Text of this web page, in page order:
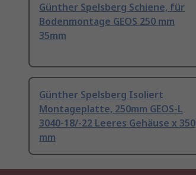
Günther Spelsberg Schiene, für
Bodenmontage GEOS 250 mm
35mm
Günther Spelsberg Isoliert
Montageplatte, 250mm GEOS-L
3040-18/-22 Leeres Gehäuse x 350
mm